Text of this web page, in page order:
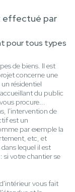
effectué par
pour tous types
de biens. Il est
concerne une
résidentiel
du public
procure...
l'intervention de
est un
par exemple la
etc, et
lequel il est
si votre chantier se
vous fait